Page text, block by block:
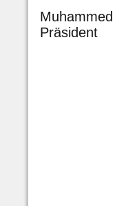
Präsident